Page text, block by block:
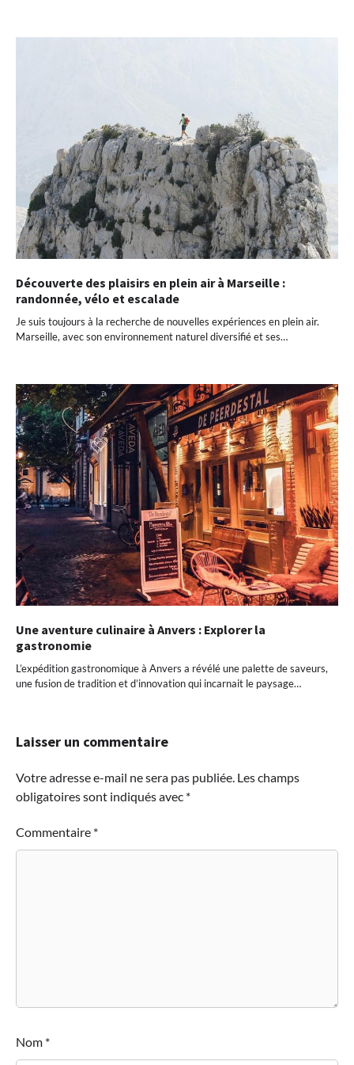
Découverte des plaisirs en plein air à Marseille :
randonnée, vélo et escalade
Je suis toujours à la recherche de nouvelles expériences en plein air.
Marseille, avec son environnement naturel diversifié et ses…
Une aventure culinaire à Anvers : Explorer la
gastronomie
L’expédition gastronomique à Anvers a révélé une palette de saveurs,
une fusion de tradition et d’innovation qui incarnait le paysage…
Laisser un commentaire
Votre adresse e-mail ne sera pas publiée. Les champs
obligatoires sont indiqués avec *
Commentaire *
Nom *